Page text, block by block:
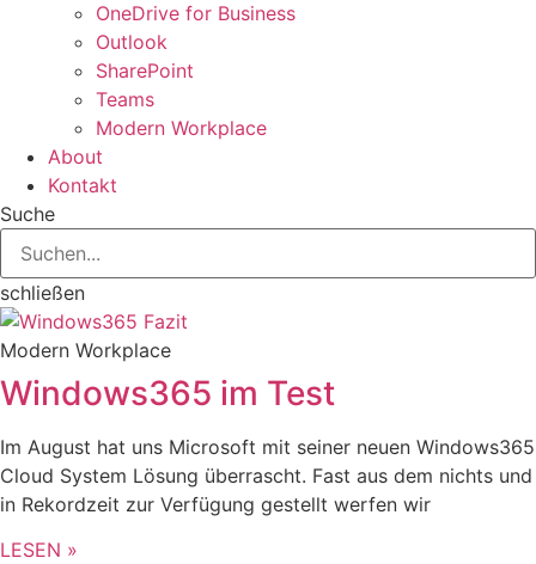
OneDrive for Business
Outlook
SharePoint
Teams
Modern Workplace
About
Kontakt
Suche
schließen
Modern Workplace
Windows365 im Test
Im August hat uns Microsoft mit seiner neuen Windows365
Cloud System Lösung überrascht. Fast aus dem nichts und
in Rekordzeit zur Verfügung gestellt werfen wir
LESEN »